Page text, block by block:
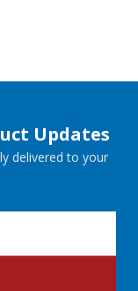
Updates
delivered to your